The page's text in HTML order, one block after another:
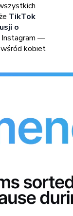
TikTok
o
Instagram —
kobiet